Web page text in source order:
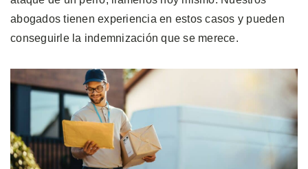
abogados tienen experiencia en estos casos y pueden
conseguirle la indemnización que se merece.